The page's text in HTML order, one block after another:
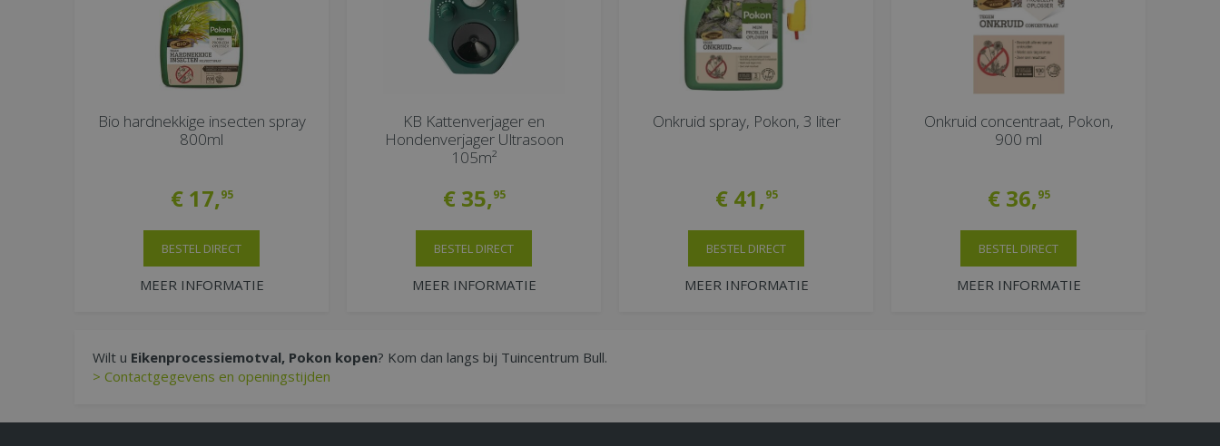
Bio hardnekkige insecten spray
800ml
€ 17,95
MEER INFORMATIE
BESTEL DIRECT
KB Kattenverjager en
Hondenverjager Ultrasoon
105m²
€ 35,95
MEER INFORMATIE
BESTEL DIRECT
Onkruid spray, Pokon, 3 liter
€ 41,95
MEER INFORMATIE
BESTEL DIRECT
Onkruid concentraat, Pokon,
900 ml
€ 36,95
MEER INFORMATIE
BESTEL DIRECT
Wilt u Eikenprocessiemotval, Pokon kopen? Kom dan langs bij Tuincentrum Bull.
> Contactgegevens en openingstijden